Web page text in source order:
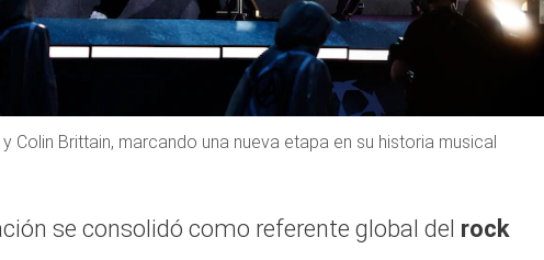
Colin Brittain, marcando una nueva etapa en su historia musical
se consolidó como referente global del rock